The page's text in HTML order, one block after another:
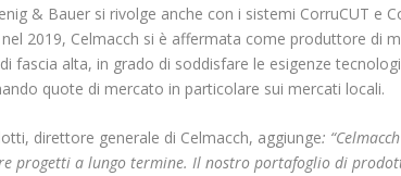
& Bauer si rivolge anche con i sistemi CorruCUT e
2019, Celmacch si è affermata come produttore di
fascia alta, in grado di soddisfare le esigenze
quote di mercato in particolare sui mercati locali.
direttore generale di Celmacch, aggiunge:
progetti a lungo termine. Il nostro portafoglio di